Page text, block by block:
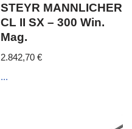
STEYR MANNLICHER
CL II SX – 300 Win.
Mag.
2.842,70€
...